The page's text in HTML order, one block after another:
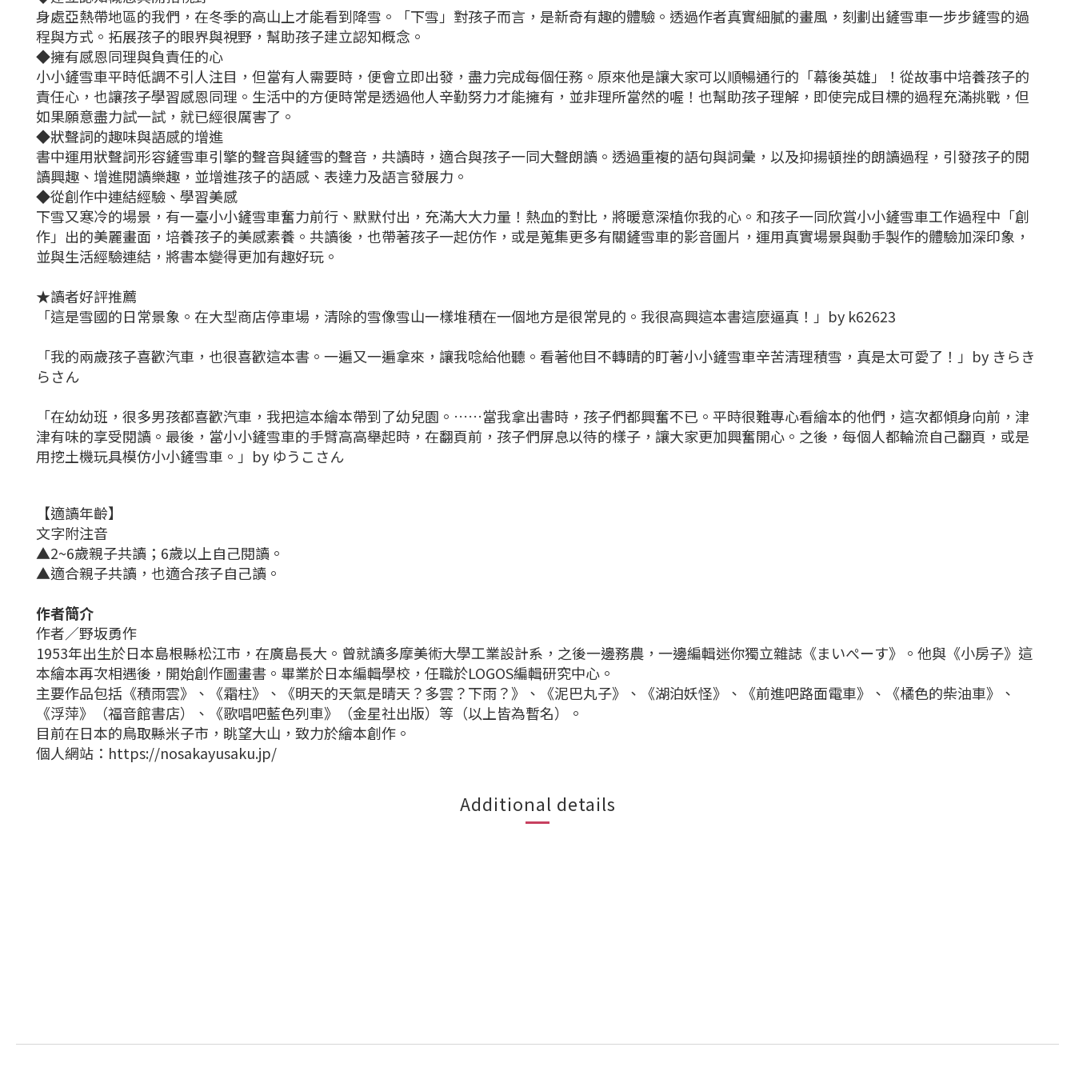
身處亞熱帶地區的我們，在冬季的高山上才能看到降雪。「下雪」對孩子而言，是新奇有趣的體驗。透過作者真實細膩的畫風，刻劃出鏟雪車一步步鏟雪的過
程與方式。拓展孩子的眼界與視野，幫助孩子建立認知概念。
◆擁有感恩同理與負責任的心
小小鏟雪車平時低調不引人注目，但當有人需要時，便會立即出發，盡力完成每個任務。原來他是讓大家可以順暢通行的「幕後英雄」！從故事中培養孩子的
責任心，也讓孩子學習感恩同理。生活中的方便時常是透過他人辛勤努力才能擁有，並非理所當然的喔！也幫助孩子理解，即使完成目標的過程充滿挑戰，但
如果願意盡力試一試，就已經很厲害了。
◆狀聲詞的趣味與語感的增進
書中運用狀聲詞形容鏟雪車引擎的聲音與鏟雪的聲音，共讀時，適合與孩子一同大聲朗讀。透過重複的語句與詞彙，以及抑揚頓挫的朗讀過程，引發孩子的閱
讀興趣、增進閱讀樂趣，並增進孩子的語感、表達力及語言發展力。
◆從創作中連結經驗、學習美感
下雪又寒冷的場景，有一臺小小鏟雪車奮力前行、默默付出，充滿大大力量！熱血的對比，將暖意深植你我的心。和孩子一同欣賞小小鏟雪車工作過程中「創
作」出的美麗畫面，培養孩子的美感素養。共讀後，也帶著孩子一起仿作，或是蒐集更多有關鏟雪車的影音圖片，運用真實場景與動手製作的體驗加深印象，
並與生活經驗連結，將書本變得更加有趣好玩。
★讀者好評推薦
「這是雪國的日常景象。在大型商店停車場，清除的雪像雪山一樣堆積在一個地方是很常見的。我很高興這本書這麼逼真！」by k62623
「我的兩歲孩子喜歡汽車，也很喜歡這本書。一遍又一遍拿來，讓我唸給他聽。看著他目不轉睛的盯著小小鏟雪車辛苦清理積雪，真是太可愛了！」by きらき
らさん
「在幼幼班，很多男孩都喜歡汽車，我把這本繪本帶到了幼兒園。……當我拿出書時，孩子們都興奮不已。平時很難專心看繪本的他們，這次都傾身向前，津
津有味的享受閱讀。最後，當小小鏟雪車的手臂高高舉起時，在翻頁前，孩子們屏息以待的樣子，讓大家更加興奮開心。之後，每個人都輪流自己翻頁，或是
用挖土機玩具模仿小小鏟雪車。」by ゆうこさん
【適讀年齡】
文字附注音
▲2~6歲親子共讀；6歲以上自己閱讀。
▲適合親子共讀，也適合孩子自己讀。
作者簡介
作者／野坂勇作
1953年出生於日本島根縣松江市，在廣島長大。曾就讀多摩美術大學工業設計系，之後一邊務農，一邊編輯迷你獨立雜誌《まいぺーす》。他與《小房子》這
本繪本再次相遇後，開始創作圖畫書。畢業於日本編輯學校，任職於LOGOS編輯研究中心。
主要作品包括《積雨雲》、《霜柱》、《明天的天氣是晴天？多雲？下雨？》、《泥巴丸子》、《湖泊妖怪》、《前進吧路面電車》、《橘色的柴油車》、
《浮萍》（福音館書店）、《歌唱吧藍色列車》（金星社出版）等（以上皆為暫名）。
目前在日本的鳥取縣米子市，眺望大山，致力於繪本創作。
個人網站：https://nosakayusaku.jp/
Additional details